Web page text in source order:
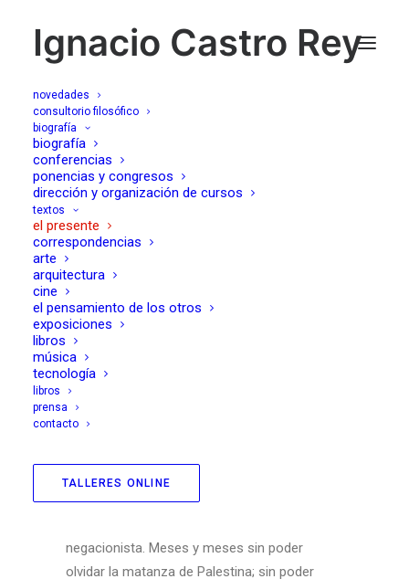
Ignacio Castro Rey
novedades
consultorio filosófico
biografía
biografía
conferencias
ponencias y congresos
dirección y organización de cursos
textos
el presente
correspondencias
arte
arquitectura
cine
el pensamiento de los otros
exposiciones
libros
música
tecnología
libros
prensa
contacto
TALLERES ONLINE
¿El triunfo genocida del
nihilismo?
02/06/2025
Publicación en Brownstone España
31 de mayo 2025
Algunos llevamos meses oscilando entre la
impotencia, la perplejidad e intentos
negacionista. Meses y meses sin poder
olvidar la matanza de Palestina; sin poder